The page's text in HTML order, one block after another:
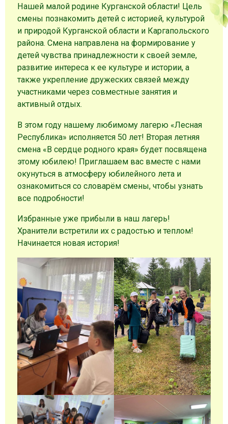
Нашей малой родине Курганской области! Цель
смены познакомить детей с историей, культурой
и природой Курганской области и Каргапольского
района. Смена направлена на формирование у
детей чувства принадлежности к своей земле,
развитие интереса к ее культуре и истории, а
также укрепление дружеских связей между
участниками через совместные занятия и
активный отдых.
В этом году нашему любимому лагерю «Лесная
Республика» исполняется 50 лет! Вторая летняя
смена «В сердце родного края» будет посвящена
этому юбилею! Приглашаем вас вместе с нами
окунуться в атмосферу юбилейного лета и
ознакомиться со словарём смены, чтобы узнать
все подробности!
Избранные уже прибыли в наш лагерь!
Хранители встретили их с радостью и теплом!
Начинается новая история!